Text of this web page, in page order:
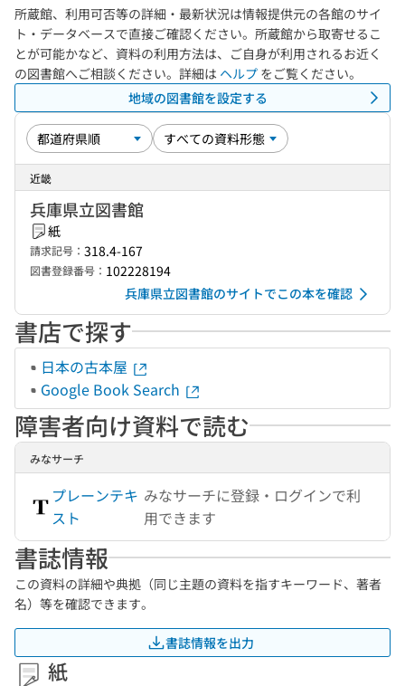
所蔵館、利用可否等の詳細・最新状況は情報提供元の各館のサイ
ト・データベースで直接ご確認ください。所蔵館から取寄せるこ
とが可能かなど、資料の利用方法は、ご自身が利用されるお近く
の図書館へご相談ください。詳細は ヘルプ をご覧ください。
地域の図書館を設定する
近畿
兵庫県立図書館
紙
請求記号： 318.4-167
図書登録番号： 102228194
兵庫県立図書館のサイトでこの本を確認
書店で探す
日本の古本屋
Google Book Search
障害者向け資料で読む
みなサーチ
プレーンテキ
スト
みなサーチに登録・ログインで利
用できます
書誌情報
この資料の詳細や典拠（同じ主題の資料を指すキーワード、著者
名）等を確認できます。
書誌情報を出力
紙